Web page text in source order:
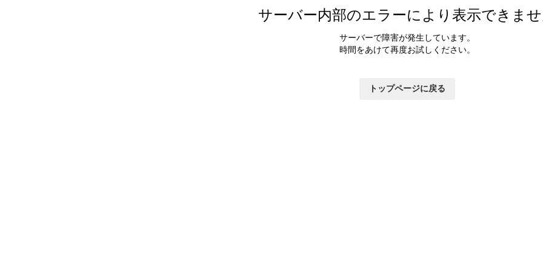
サーバー内部のエラーにより表示できま
サーバーで障害が発生しています。
時間をあけて再度お試しください。
トップページに戻る